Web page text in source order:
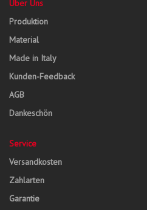
Über Uns
Produktion
Material
Made in Italy
Kunden-Feedback
AGB
Dankeschön
Service
Versandkosten
Zahlarten
Garantie